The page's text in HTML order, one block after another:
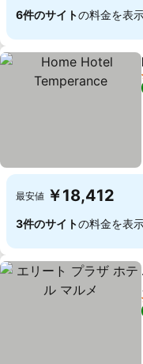
6件のサイトの料金を表
最安値 ￥18,412
3件のサイトの料金を表